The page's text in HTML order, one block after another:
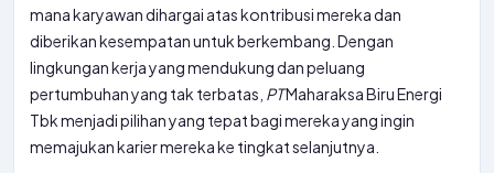
mana karyawan dihargai atas kontribusi mereka dan
diberikan kesempatan untuk berkembang. Dengan
lingkungan kerja yang mendukung dan peluang
pertumbuhan yang tak terbatas, PTMaharaksa Biru Energi
Tbk menjadi pilihan yang tepat bagi mereka yang ingin
memajukan karier mereka ke tingkat selanjutnya.